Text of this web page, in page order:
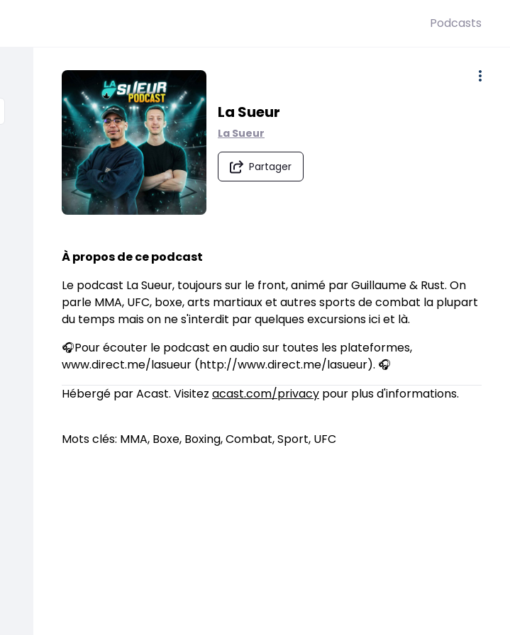
Podcasts
La Sueur
La Sueur
Partager
À propos de ce podcast
Le podcast La Sueur, toujours sur le front, animé par Guillaume & Rust. On
parle MMA, UFC, boxe, arts martiaux et autres sports de combat la plupart
du temps mais on ne s'interdit par quelques excursions ici et là.
🎧Pour écouter le podcast en audio sur toutes les plateformes,
www.direct.me/lasueur (http://www.direct.me/lasueur). 🎧
Hébergé par Acast. Visitez acast.com/privacy pour plus d'informations.
Mots clés: MMA, Boxe, Boxing, Combat, Sport, UFC